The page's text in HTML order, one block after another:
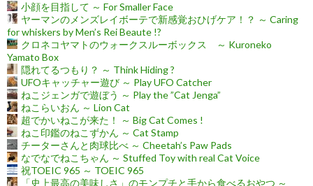
小顔を目指して ～ For Smaller Face
ヤーマンのメンズレイボーテで新感覚おひげケア！？ ～ Caring
for whiskers by Men’s Rei Beaute !?
クロネコヤマトのウォークスルーボックス ～ Kuroneko
Yamato Box
隠れてるつもり？ ～ Think Hiding ?
UFOキャッチャー遊び ～ Play UFO Catcher
ねこジェンガで遊ぼう ～ Play the ”Cat Jenga”
ねこらいおん ～ Lion Cat
超でかいねこが来た！ ～ Big Cat Comes !
ねこ印鑑のねこずかん ～ Cat Stamp
チーターさんと肉球比べ ～ Cheetah’s Paw Pads
なでなでねこちゃん ～ Stuffed Toy with real Cat Voice
祝TOEIC 965 ～ TOEIC 965
「史上最高の美味しさ」のモンプチと手から食べるおやつ ～